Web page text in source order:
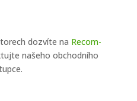
dozvíte na Recom-
našeho obchodního